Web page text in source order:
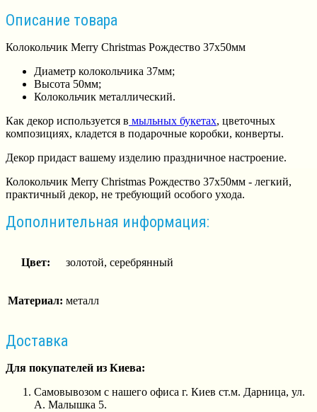
Описание товара
Колокольчик Merry Christmas Рождество 37х50мм
Диаметр колокольчика 37мм;
Высота 50мм;
Колокольчик металлический.
Как декор используется в мыльных букетах, цветочных
композициях, кладется в подарочные коробки, конверты.
Декор придаст вашему изделию праздничное настроение.
Колокольчик Merry Christmas Рождество 37х50мм - легкий,
практичный декор, не требующий особого ухода.
Дополнительная информация:
Цвет: золотой, серебрянный
Материал: металл
Доставка
Для покупателей из Киева:
Самовывозом с нашего офиса г. Киев ст.м. Дарница, ул.
А. Малышка 5.